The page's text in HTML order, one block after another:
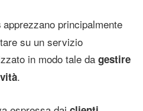
apprezzano principalmente
su un servizio
in modo tale da gestire
.